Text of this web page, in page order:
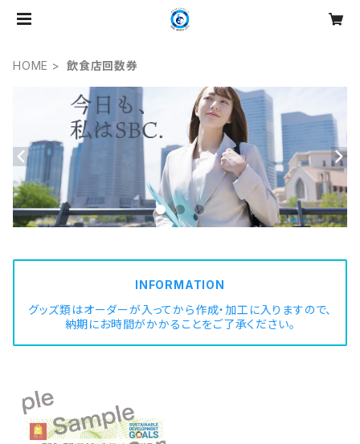
HOME 飲食店回数券
INFORMATION
グッズ類はオーダーが入ってから作成・加工に入りますので、
納期にお時間がかかることをご了承ください。